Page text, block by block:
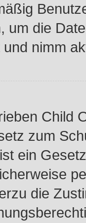
um die
nimm
Child
zum
ein
die